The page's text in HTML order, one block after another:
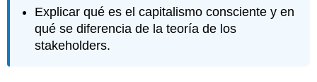
Explicar qué es el capitalismo consciente y en
qué se diferencia de la teoría de los
stakeholders.